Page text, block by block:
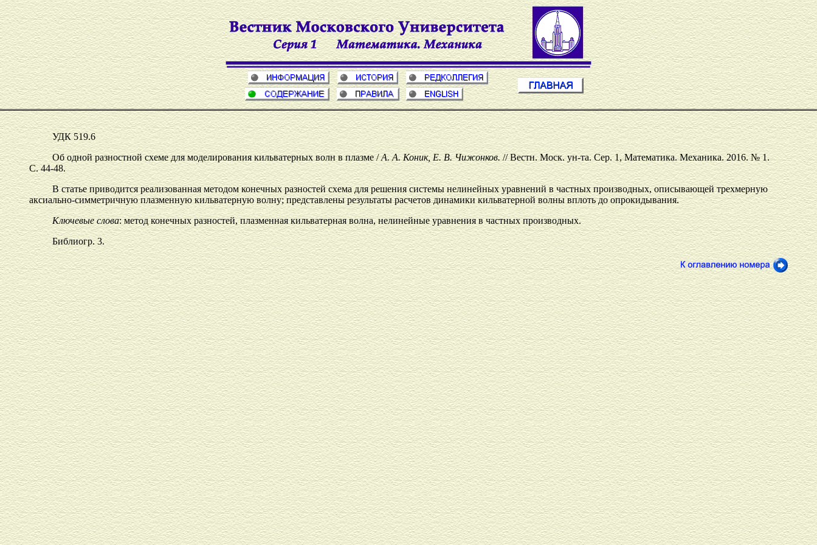
УДК 519.6
Об одной разностной схеме для моделирования кильватерных волн в плазме /А. А. Коник, Е. В. Чижонков.// Вестн. Моск. ун-та. Сер. 1, Математика. Механика. 2016. № 1.
С. 44-48.
В статье приводится реализованная методом конечных разностей схема для решения системы нелинейных уравнений в частных производных, описывающей трехмерную
аксиально-симметричную плазменную кильватерную волну; представлены результаты расчетов динамики кильватерной волны вплоть до опрокидывания.
Ключевые слова: метод конечных разностей, плазменная кильватерная волна, нелинейные уравнения в частных производных.
Библиогр. 3.